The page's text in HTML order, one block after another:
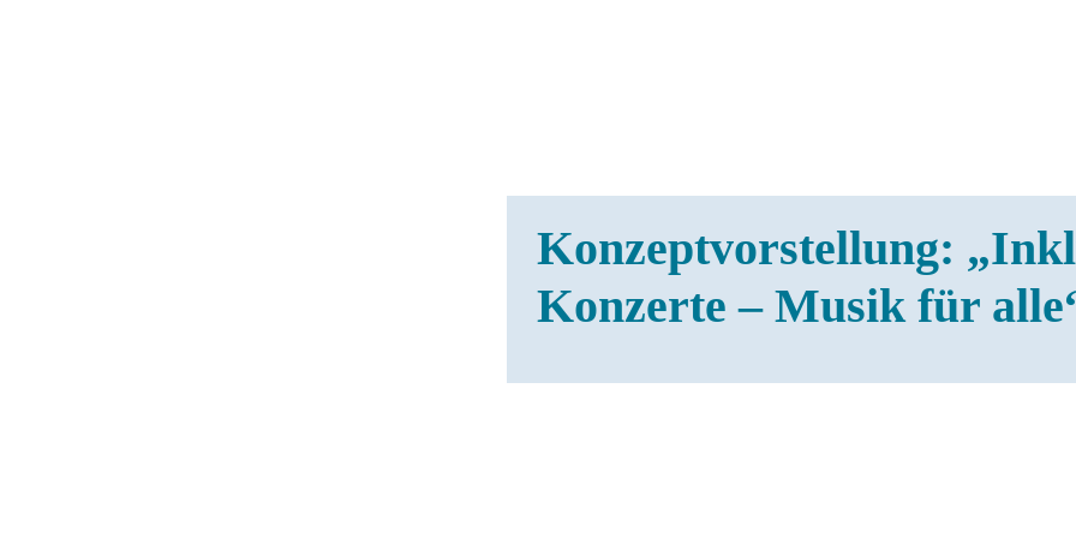
Konzeptvorstellung:
Konzerte – Musik für